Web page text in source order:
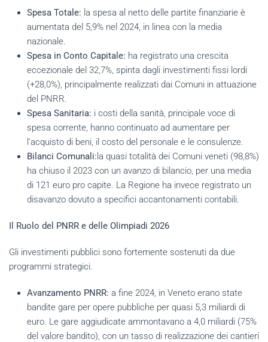
Spesa Totale: la spesa al netto delle partite finanziarie è
aumentata del 5,9% nel 2024, in linea con la media
nazionale.
Spesa in Conto Capitale: ha registrato una crescita
eccezionale del 32,7%, spinta dagli investimenti fissi lordi
(+28,0%), principalmente realizzati dai Comuni in attuazione
del PNRR.
Spesa Sanitaria: i costi della sanità, principale voce di
spesa corrente, hanno continuato ad aumentare per
l'acquisto di beni, il costo del personale e le consulenze.
Bilanci Comunali: la quasi totalità dei Comuni veneti (98,8%)
ha chiuso il 2023 con un avanzo di bilancio, per una media
di 121 euro pro capite. La Regione ha invece registrato un
disavanzo dovuto a specifici accantonamenti contabili.
Il Ruolo del PNRR e delle Olimpiadi 2026
Gli investimenti pubblici sono fortemente sostenuti da due
programmi strategici.
Avanzamento PNRR: a fine 2024, in Veneto erano state
bandite gare per opere pubbliche per quasi 5,3 miliardi di
euro. Le gare aggiudicate ammontavano a 4,0 miliardi (75%
del valore bandito), con un tasso di realizzazione dei cantieri